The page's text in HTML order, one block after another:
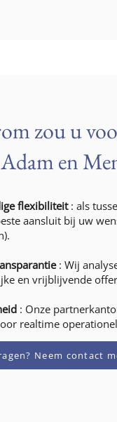
zou u
en
flexibiliteit: als
aansluit bij uw
: Wij
en vrijblijvende
: Onze
realtime
Neem contact